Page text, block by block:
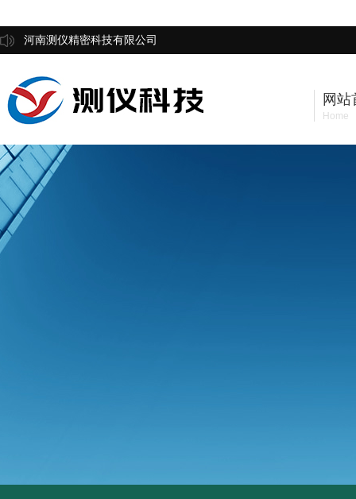
河南测仪精密科技有限公司
网站
Home